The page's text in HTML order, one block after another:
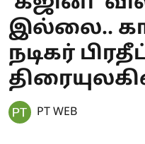
இல்லை..
நடிகர்
PT WEB